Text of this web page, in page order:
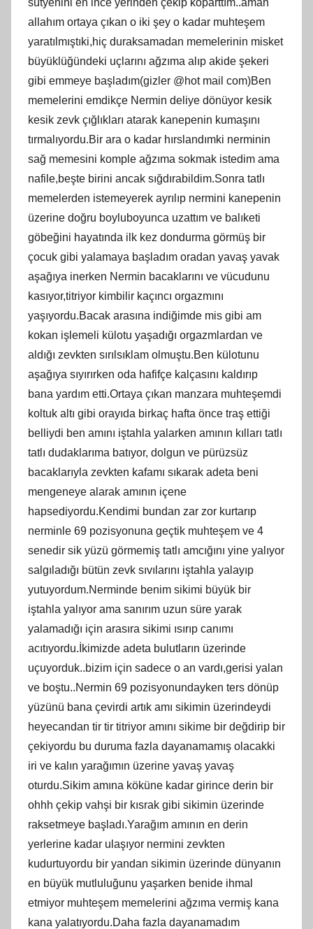
allahım ortaya çıkan o iki şey o kadar muhteşem
yaratılmıştıki,hiç duraksamadan memelerinin misket
büyüklüğündeki uçlarını ağzıma alıp akide şekeri
gibi emmeye başladım(gizler @hot mail com)Ben
memelerini emdikçe Nermin deliye dönüyor kesik
kesik zevk çığlıkları atarak kanepenin kumaşını
tırmalıyordu.Bir ara o kadar hırslandımki nerminin
sağ memesini komple ağzıma sokmak istedim ama
nafile,beşte birini ancak sığdırabildim.Sonra tatlı
memelerden istemeyerek ayrılıp nermini kanepenin
üzerine doğru boyluboyunca uzattım ve balıketi
göbeğini hayatında ilk kez dondurma görmüş bir
çocuk gibi yalamaya başladım oradan yavaş yavak
aşağıya inerken Nermin bacaklarını ve vücudunu
kasıyor,titriyor kimbilir kaçıncı orgazmını
yaşıyordu.Bacak arasına indiğimde mis gibi am
kokan işlemeli külotu yaşadığı orgazmlardan ve
aldığı zevkten sırılsıklam olmuştu.Ben külotunu
aşağıya sıyırırken oda hafifçe kalçasını kaldırıp
bana yardım etti.Ortaya çıkan manzara muhteşemdi
koltuk altı gibi orayıda birkaç hafta önce traş ettiği
belliydi ben amını iştahla yalarken amının kılları tatlı
tatlı dudaklarıma batıyor, dolgun ve pürüzsüz
bacaklarıyla zevkten kafamı sıkarak adeta beni
mengeneye alarak amının içene
hapsediyordu.Kendimi bundan zar zor kurtarıp
nerminle 69 pozisyonuna geçtik muhteşem ve 4
senedir sik yüzü görmemiş tatlı amcığını yine yalıyor
salgıladığı bütün zevk sıvılarını iştahla yalayıp
yutuyordum.Nerminde benim sikimi büyük bir
iştahla yalıyor ama sanırım uzun süre yarak
yalamadığı için arasıra sikimi ısırıp canımı
acıtıyordu.İkimizde adeta bulutların üzerinde
uçuyorduk..bizim için sadece o an vardı,gerisi yalan
ve boştu..Nermin 69 pozisyonundayken ters dönüp
yüzünü bana çevirdi artık amı sikimin üzerindeydi
heyecandan tir tir titriyor amını sikime bir değdirip bir
çekiyordu bu duruma fazla dayanamamış olacakki
iri ve kalın yarağımın üzerine yavaş yavaş
oturdu.Sikim amına köküne kadar girince derin bir
ohhh çekip vahşi bir kısrak gibi sikimin üzerinde
raksetmeye başladı.Yarağım amının en derin
yerlerine kadar ulaşıyor nermini zevkten
kudurtuyordu bir yandan sikimin üzerinde dünyanın
en büyük mutluluğunu yaşarken benide ihmal
etmiyor muhteşem memelerini ağzıma vermiş kana
kana yalatıyordu.Daha fazla dayanamadım